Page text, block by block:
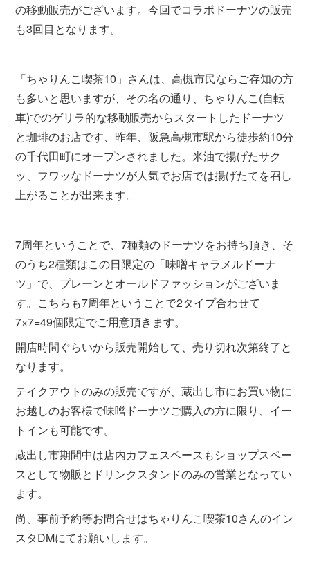
の移動販売がございます。今回でコラボドーナツの販売
も3回目となります。
「ちゃりんこ喫茶10」さんは、高槻市民ならご存知の方
も多いと思いますが、その名の通り、ちゃりんこ(自転
車)でのゲリラ的な移動販売からスタートしたドーナツ
と珈琲のお店です、昨年、阪急高槻市駅から徒歩約10分
の千代田町にオープンされました。米油で揚げたサク
ッ、フワッなドーナツが人気でお店では揚げたてを召し
上がることが出来ます。
7周年ということで、7種類のドーナツをお持ち頂き、そ
のうち2種類はこの日限定の「味噌キャラメルドーナ
ツ」で、プレーンとオールドファッションがございま
す。こちらも7周年ということで2タイプ合わせて
7×7=49個限定でご用意頂きます。
開店時間ぐらいから販売開始して、売り切れ次第終了と
なります。
テイクアウトのみの販売ですが、蔵出し市にお買い物に
お越しのお客様で味噌ドーナツご購入の方に限り、イー
トインも可能です。
蔵出し市期間中は店内カフェスペースもショップスペー
スとして物販とドリンクスタンドのみの営業となってい
ます。
尚、事前予約等お問合せはちゃりんこ喫茶10さんのイン
スタDMにてお願いします。